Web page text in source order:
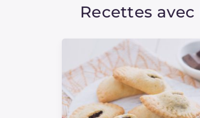
Toutes les recettes
Plats principaux
Boissons et rafraîchissements
Recettes avec